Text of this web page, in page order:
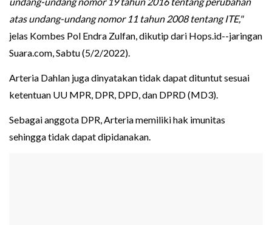
atas undang-undang nomor 11 tahun 2008 tentang ITE,"
jelas Kombes Pol Endra Zulfan, dikutip dari Hops.id--jaringan
Suara.com, Sabtu (5/2/2022).
Arteria Dahlan juga dinyatakan tidak dapat dituntut sesuai
ketentuan UU MPR, DPR, DPD, dan DPRD (MD3).
Sebagai anggota DPR, Arteria memiliki hak imunitas
sehingga tidak dapat dipidanakan.